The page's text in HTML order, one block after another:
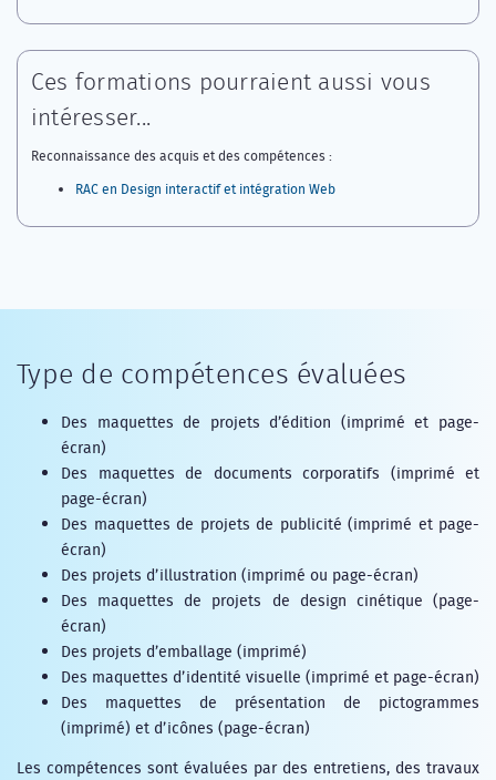
Ces formations pourraient aussi vous
intéresser...
Reconnaissance des acquis et des compétences :
RAC en Design interactif et intégration Web
Type de compétences évaluées
Des maquettes de projets d’édition (imprimé et page-
écran)
Des maquettes de documents corporatifs (imprimé et
page-écran)
Des maquettes de projets de publicité (imprimé et page-
écran)
Des projets d’illustration (imprimé ou page-écran)
Des maquettes de projets de design cinétique (page-
écran)
Des projets d’emballage (imprimé)
Des maquettes d’identité visuelle (imprimé et page-écran)
Des maquettes de présentation de pictogrammes
(imprimé) et d’icônes (page-écran)
Les compétences sont évaluées par des entretiens, des travaux